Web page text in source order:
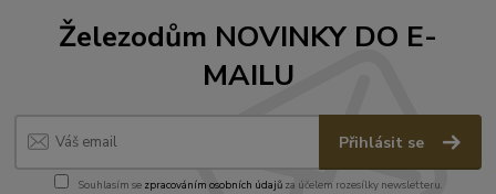
Železodům NOVINKY DO E-
MAILU
Přihlásit se
Souhlasím se zpracováním osobních údajůza účelem rozesílky newsletteru.